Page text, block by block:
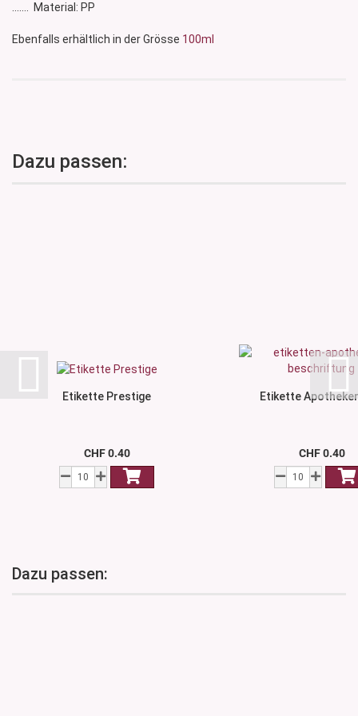
....... Material: PP
Ebenfalls erhältlich in der Grösse 100ml
Dazu passen:
Etikette Prestige
CHF 0.40
Etikette
CHF 0.40
Dazu passen: